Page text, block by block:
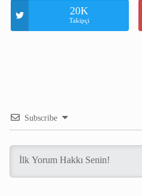
20K
Takipçi
Subscribe